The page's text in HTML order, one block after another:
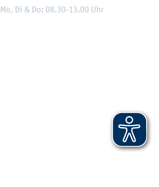
Mo, Di & Do: 08.30-13.00 Uhr